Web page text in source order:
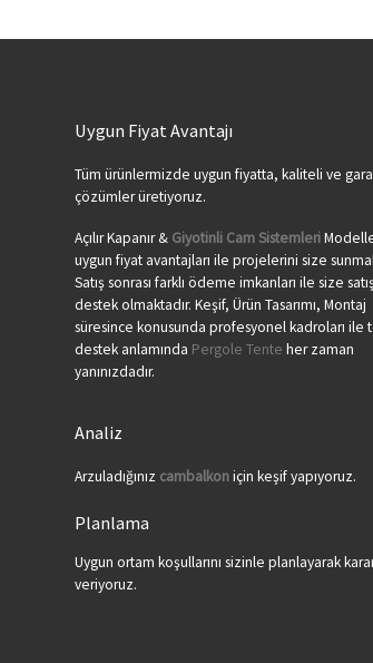
Uygun Fiyat Avantajı
Tüm ürünlermizde uygun fiyatta, kaliteli ve
çözümler üretiyoruz.
Açılır Kapanır & Giyotinli Cam Sistemleri
uygun fiyat avantajları ile projelerini size
Satış sonrası farklı ödeme imkanları ile size
destek olmaktadır. Keşif, Ürün Tasarımı, Montaj
süresince konusunda profesyonel kadroları ile
destek anlamında Pergole Tente her zaman
yanınızdadır.
Analiz
Arzuladığınız cambalkoniçin keşif yapıyoruz.
Planlama
Uygun ortam koşullarını sizinle planlayarak
veriyoruz.